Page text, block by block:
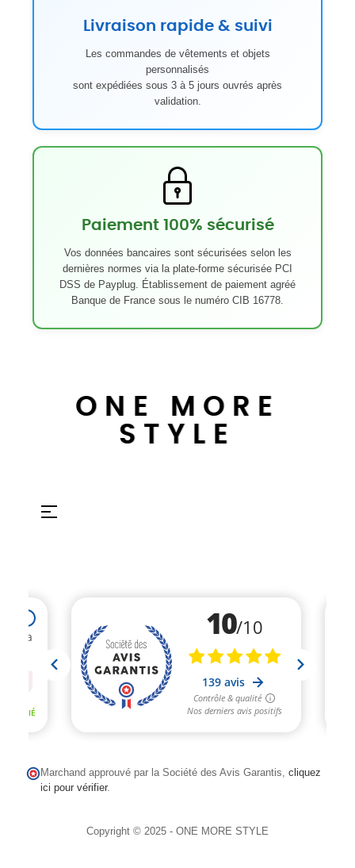
Livraison rapide & suivi
Les commandes de vêtements et objets
personnalisés
sont expédiées sous 3 à 5 jours ouvrés après
validation.
Paiement 100% sécurisé
Vos données bancaires sont sécurisées selon les
dernières normes via la plate-forme sécurisée PCI
DSS de Payplug. Établissement de paiement agréé
Banque de France sous le numéro CIB 16778.
ONE MORE
STYLE
Basculer
☰
Marchand approuvé par la Société des Avis Garantis, cliquez
ici pour vérifier.
Copyright © 2025 - ONE MORE STYLE